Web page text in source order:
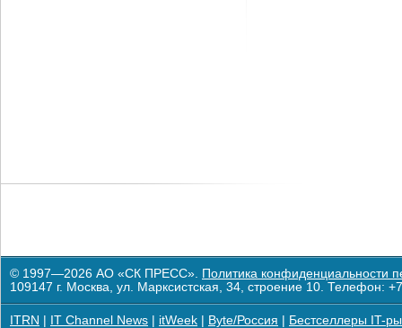
© 1997—2026 АО «СК ПРЕСС». Политика конфиденциальности
109147 г. Москва, ул. Марксистская, 34, строение 10. Телефон:
ITRN IT Channel News itWeek Byte/Россия Бестселлеры IT-